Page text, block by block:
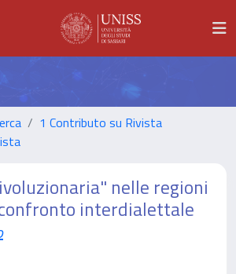
1 Contributo su Rivista
nelle regioni
interdialettale